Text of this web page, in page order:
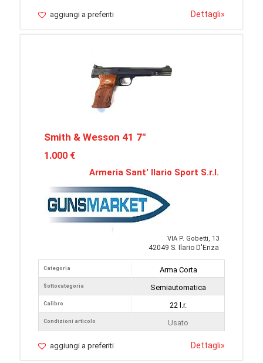
aggiungi a preferiti Dettagli»
Smith & Wesson 41 7"
1.000 €
Armeria Sant' Ilario Sport S.r.l.
VIA P. Gobetti, 13
42049 S. Ilario D'Enza
Categoria
Sottocategoria
Calibro
Condizioni articolo
Arma Corta
Semiautomatica
22 l.r.
Usato
aggiungi a preferiti Dettagli»